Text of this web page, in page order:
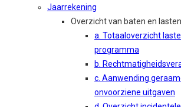
Jaarrekening
Overzicht van baten en
a. Totaaloverzicht
programma
b.
c. Aanwending
onvoorziene uitgaven